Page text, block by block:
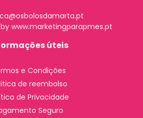
www.marketingparapmes.pt
úteis
e Condições
de reembolso
de Privacidade
Seguro